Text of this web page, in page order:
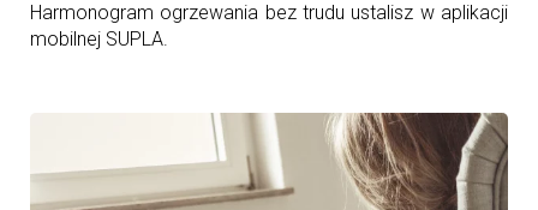
Harmonogram ogrzewania bez trudu ustalisz w aplikacji
mobilnej SUPLA.